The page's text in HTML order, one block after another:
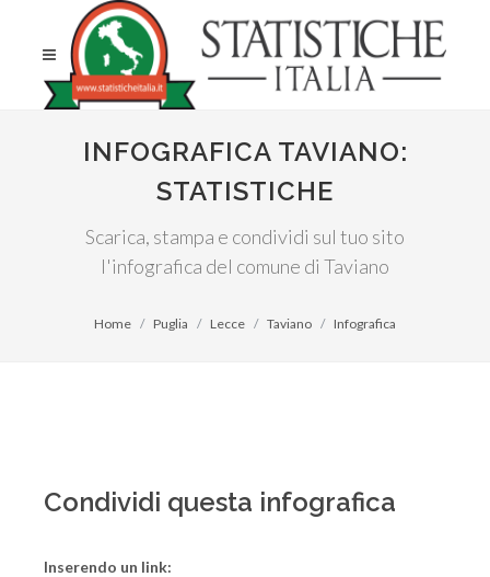
INFOGRAFICA TAVIANO:
STATISTICHE
Scarica, stampa e condividi sul tuo sito
l'infografica del comune di Taviano
Home Puglia Lecce Taviano Infografica
Condividi questa infografica
Inserendo un link: